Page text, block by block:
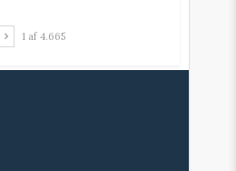
1 af 4.665